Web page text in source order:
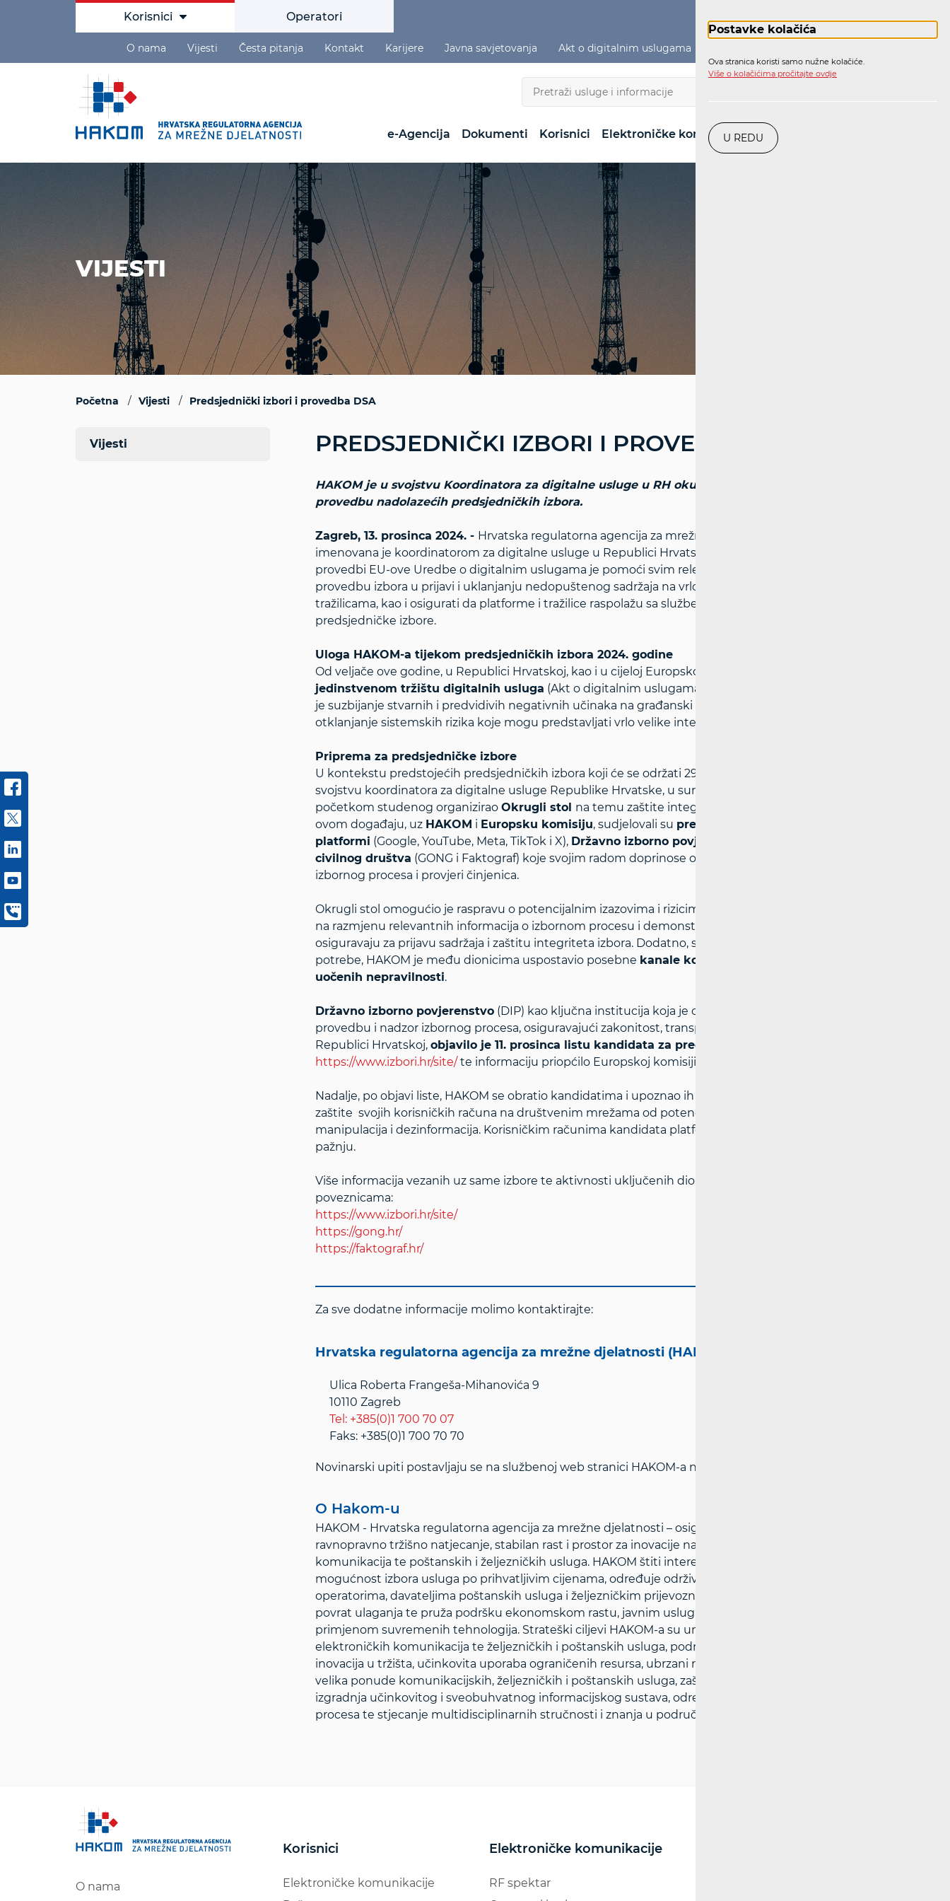
Postavke kolačića
Ova stranica koristi samo nužne kolačiće.
Više o kolačićima pročitajte ovdje
U REDU
Korisnici Operatori
O nama Vijesti Česta pitanja Kontakt Karijere Javna savjetovanja Akt o digitalnim uslugama
e-Agencija Dokumenti Korisnici Elektroničke komunikacije Pošta
VIJESTI
Početna Vijesti Predsjednički izbori i provedba DSA
PREDSJEDNIČKI IZBORI I PROVEDBA DSA
HAKOM je u svojstvu Koordinatora za digitalne usluge u RH okupio relevantne dionike za
provedbu nadolazećih predsjedničkih izbora.
Zagreb, 13. prosinca 2024. - Hrvatska regulatorna agencija za mrežne djelatnosti (HAKOM)
imenovana je koordinatorom za digitalne usluge u Republici Hrvatskoj i jedna od zadaća u
provedbi EU-ove Uredbe o digitalnim uslugama je pomoći svim relevantnim dionicima za
provedbu izbora u prijavi i uklanjanju nedopuštenog sadržaja na vrlo velikim online platformama i
tražilicama, kao i osigurati da platforme i tražilice raspolažu sa službenim podacima vezanima uz
predsjedničke izbore.
Uloga HAKOM-a tijekom predsjedničkih izbora 2024. godine
Od veljače ove godine, u Republici Hrvatskoj, kao i u cijeloj Europskoj uniji, na snazi je
jedinstvenom tržištu digitalnih usluga (Akt o digitalnim uslugama, DSA). Jedan od ciljeva DSA-a
je suzbijanje stvarnih i predvidivih negativnih učinaka na građanski diskurs i izborne procese, kroz
otklanjanje sistemskih rizika koje mogu predstavljati vrlo velike internetske platforme.
Priprema za predsjedničke izbore
U kontekstu predstojećih predsjedničkih izbora koji će se održati 29. prosinca 2024., HAKOM je, u
svojstvu koordinatora za digitalne usluge Republike Hrvatske, u suradnji s Europskom komisijom
početkom studenog organizirao Okrugli stol na temu zaštite integriteta izbornog procesa. Na
ovom događaju, uz HAKOM i Europsku komisiju, sudjelovali su predstavnici najvećih digitalnih
platformi (Google, YouTube, Meta, TikTok i X), Državno izborno povjerenstvo
civilnog društva (GONG i Faktograf) koje svojim radom doprinose očuvanju transparentnosti
izbornog procesa i provjeri činjenica.
Okrugli stol omogućio je raspravu o potencijalnim izazovima i rizicima tijekom izbora, s naglaskom
na razmjenu relevantnih informacija o izbornom procesu i demonstraciju alata koje platforme
osiguravaju za prijavu sadržaja i zaštitu integriteta izbora. Dodatno, s ciljem brze reakcije u slučaju
potrebe, HAKOM je među dionicima uspostavio posebne kanale komunikacije za prijavu
uočenih nepravilnosti.
Državno izborno povjerenstvo (DIP) kao ključna institucija koja je odgovorna za organizaciju,
provedbu i nadzor izbornog procesa, osiguravajući zakonitost, transparentnost i pravilnost izbora u
Republici Hrvatskoj, objavilo je 11. prosinca listu kandidata za predsjednika RH
https://www.izbori.hr/site/te informaciju priopćilo Europskoj komisiji i platformama.
Nadalje, po objavi liste, HAKOM se obratio kandidatima i upoznao ih s mogućnošću dodatne
zaštite svojih korisničkih računa na društvenim mrežama od potencijalnih zlouporaba,
manipulacija i dezinformacija. Korisničkim računima kandidata platforme će posvetiti povećanu
pažnju.
Više informacija vezanih uz same izbore te aktivnosti uključenih dionika može se naći na sljedećim
poveznicama:
https://www.izbori.hr/site/
https://gong.hr/
https://faktograf.hr/
Za sve dodatne informacije molimo kontaktirajte:
Hrvatska regulatorna agencija za mrežne djelatnosti (HAKOM)
Ulica Roberta Frangeša-Mihanovića 9
10110 Zagreb
Tel: +385(0)1 700 70 07
Faks: +385(0)1 700 70 70
Novinarski upiti postavljaju se na službenoj web stranici HAKOM-a na adresi:
O Hakom-u
HAKOM - Hrvatska regulatorna agencija za mrežne djelatnosti – osigurava pretpostavke za
ravnopravno tržišno natjecanje, stabilan rast i prostor za inovacije na tržištima elektroničkih
komunikacija te poštanskih i željezničkih usluga. HAKOM štiti interese korisnika i osigurava
mogućnost izbora usluga po prihvatljivim cijenama, određuje održive konkurentne uvjete
operatorima, davateljima poštanskih usluga i željezničkim prijevoznicima uz pravedne uvjete za
povrat ulaganja te pruža podršku ekonomskom rastu, javnim uslugama i kakvoći života u RH
primjenom suvremenih tehnologija. Strateški ciljevi HAKOM-a su unaprjeđenje regulacije tržišta
elektroničkih komunikacija te željezničkih i poštanskih usluga, podržavanje rasta ulaganja i
inovacija u tržišta, učinkovita uporaba ograničenih resursa, ubrzani rast širokopojasnih usluga,
velika ponude komunikacijskih, željezničkih i poštanskih usluga, zaštita i informiranje korisnika,
izgradnja učinkovitog i sveobuhvatnog informacijskog sustava, određivanje i ugradnja učinkovitih
procesa te stjecanje multidisciplinarnih stručnosti i znanja u području reguliranja tržišta.
Vijesti
O nama
Korisnici
Elektroničke komunikacije
Elektroničke komunikacije
RF spektar